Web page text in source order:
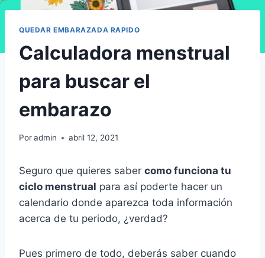
QUEDAR EMBARAZADA RAPIDO
Calculadora menstrual
para buscar el
embarazo
Poradmin abril 12, 2021
Seguro que quieres saber como funciona tu
ciclo menstrual para así poderte hacer un
calendario donde aparezca toda información
acerca de tu periodo, ¿verdad?
Pues primero de todo, deberás saber cuando